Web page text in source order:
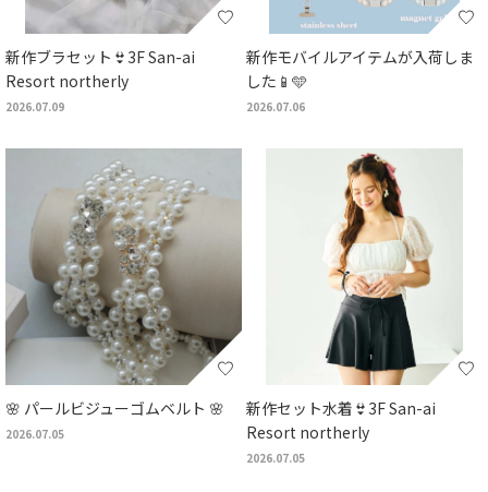
新作ブラセット👙3F San-ai
Resort northerly
2026.07.09
新作モバイルアイテムが入荷しま
した📱🩵
2026.07.06
🌸 パールビジューゴムベルト 🌸
2026.07.05
新作セット水着👙3F San-ai
Resort northerly
2026.07.05